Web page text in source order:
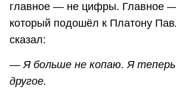
главное — не цифры. Главное
который подошёл к Платону
сказал:
— Я больше не копаю. Я
другое.